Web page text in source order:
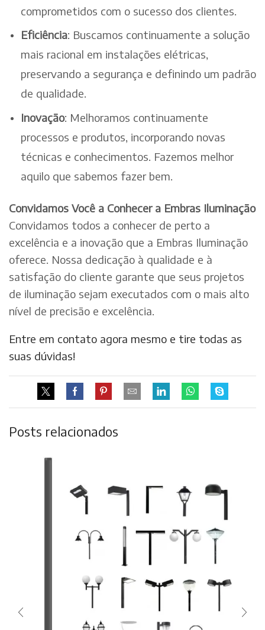
comprometidos com o sucesso dos clientes.
Eficiência: Buscamos continuamente a solução
mais racional em instalações elétricas,
preservando a segurança e definindo um padrão
de qualidade.
Inovação: Melhoramos continuamente
processos e produtos, incorporando novas
técnicas e conhecimentos. Fazemos melhor
aquilo que sabemos fazer bem.
Convidamos Você a Conhecer a Embras Iluminação
Convidamos todos a conhecer de perto a
excelência e a inovação que a Embras Iluminação
oferece. Nossa dedicação à qualidade e à
satisfação do cliente garante que seus projetos
de iluminação sejam executados com o mais alto
nível de precisão e excelência.
Entre em contato agora mesmo e tire todas as
suas dúvidas!
Posts relacionados